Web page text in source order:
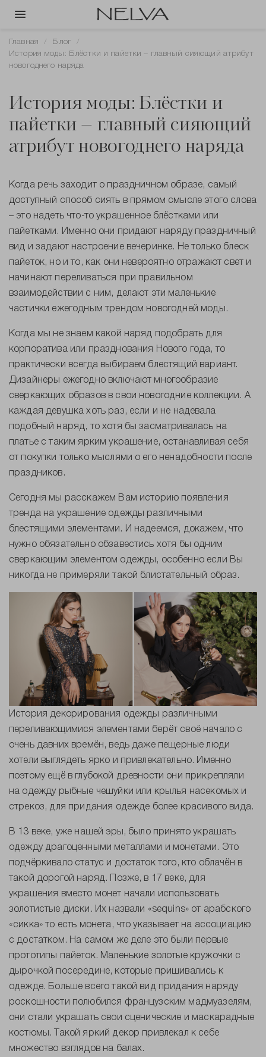
Главная
Блог
История моды: Блёстки и пайетки – главный сияющий атрибут
новогоднего наряда
История моды: Блёстки и
пайетки – главный сияющий
атрибут новогоднего наряда
Когда речь заходит о праздничном образе, самый
доступный способ сиять в прямом смысле этого слова
– это надеть что-то украшенное блёстками или
пайетками. Именно они придают наряду праздничный
вид и задают настроение вечеринке. Не только блеск
пайеток, но и то, как они невероятно отражают свет и
начинают переливаться при правильном
взаимодействии с ним, делают эти маленькие
частички ежегодным трендом новогодней моды.
Когда мы не знаем какой наряд подобрать для
корпоратива или празднования Нового года, то
практически всегда выбираем блестящий вариант.
Дизайнеры ежегодно включают многообразие
сверкающих образов в свои новогодние коллекции. А
каждая девушка хоть раз, если и не надевала
подобный наряд, то хотя бы засматривалась на
платье с таким ярким украшение, останавливая себя
от покупки только мыслями о его ненадобности после
праздников.
Сегодня мы расскажем Вам историю появления
тренда на украшение одежды различными
блестящими элементами. И надеемся, докажем, что
нужно обязательно обзавестись хотя бы одним
сверкающим элементом одежды, особенно если Вы
никогда не примеряли такой блистательный образ.
История декорирования одежды различными
переливающимися элементами берёт своё начало с
очень давних времён, ведь даже пещерные люди
хотели выглядеть ярко и привлекательно. Именно
поэтому ещё в глубокой древности они прикрепляли
на одежду рыбные чешуйки или крылья насекомых и
стрекоз, для придания одежде более красивого вида.
В 13 веке, уже нашей эры, было принято украшать
одежду драгоценными металлами и монетами. Это
подчёркивало статус и достаток того, кто облачён в
такой дорогой наряд. Позже, в 17 веке, для
украшения вместо монет начали использовать
золотистые диски. Их назвали «sequins» от арабского
«сикка» то есть монета, что указывает на ассоциацию
с достатком. На самом же деле это были первые
прототипы пайеток. Маленькие золотые кружочки с
дырочкой посередине, которые пришивались к
одежде. Больше всего такой вид придания наряду
роскошности полюбился французским мадмуазелям,
они стали украшать свои сценические и маскарадные
костюмы. Такой яркий декор привлекал к себе
множество взглядов на балах.